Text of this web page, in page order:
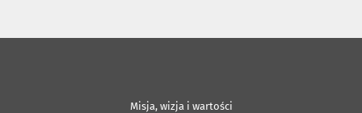
Misja, wizja i wartości